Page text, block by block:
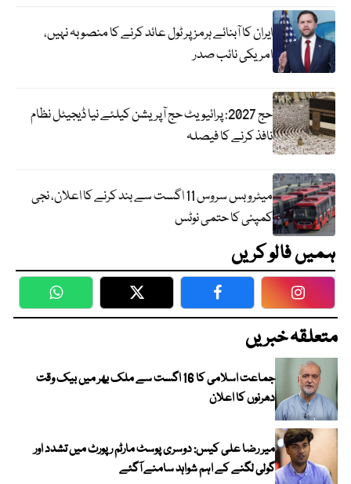
ایران کا آبنائے ہرمز پر ٹول عائد کرنے کا منصوبہ نہیں،
امریکی نائب صدر
حج 2027: پرائیویٹ حج آپریشن کیلئے نیا ڈیجیٹل نظام
نافذ کرنے کا فیصلہ
میٹرو بس سروس 11 اگست سے بند کرنے کا اعلان، نجی
کمپنی کا حتمی نوٹس
ہمیں فالو کریں
WhatsApp Twitter Facebook
متعلقہ خبریں
جماعت اسلامی کا 16 اگست سے ملک بھر میں بیک وقت
دھرنوں کا اعلان
میر رضا علی کیس: دوسری پوسٹ مارٹم رپورٹ میں تشدد اور
گولی لگنے کے اہم شواہد سامنے آگئے